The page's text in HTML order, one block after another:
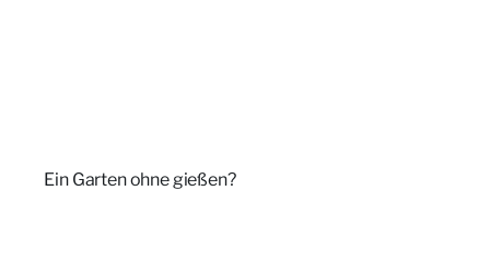
Ein Garten ohne gießen?